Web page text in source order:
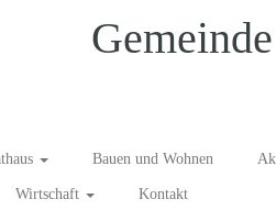
Bauen und Wohnen
Wirtschaft Kontakt